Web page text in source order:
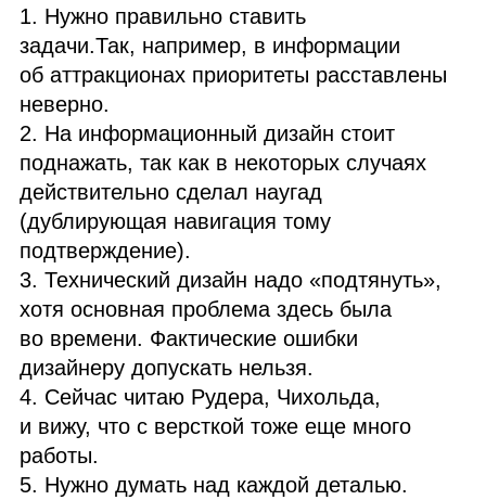
1. Нужно правильно ставить
задачи.Так, например, в информации
об аттракционах приоритеты расставлены
неверно.
2. На информационный дизайн стоит
поднажать, так как в некоторых случаях
действительно сделал наугад
(дублирующая навигация тому
подтверждение).
3. Технический дизайн надо «подтянуть»,
хотя основная проблема здесь была
во времени. Фактические ошибки
дизайнеру допускать нельзя.
4. Сейчас читаю Рудера, Чихольда,
и вижу, что с версткой тоже еще много
работы.
5. Нужно думать над каждой деталью.